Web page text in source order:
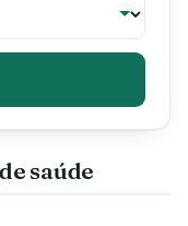
saúde